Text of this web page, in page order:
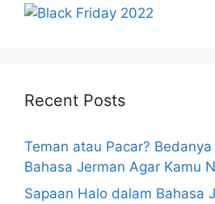
Recent Posts
Teman atau Pacar?
Bahasa Jerman Agar Kamu
Sapaan Halo dalam Bahasa